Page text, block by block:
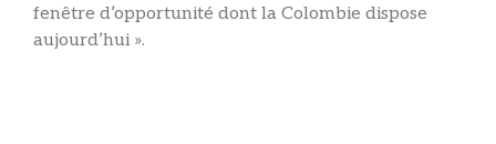
fenêtre d’opportunité dont la Colombie dispose
aujourd’hui ».